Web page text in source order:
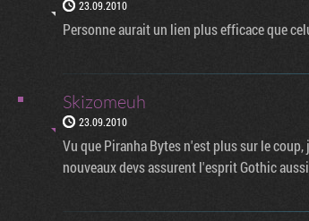
23.09.2010
Personne aurait un lien plus efficace que
Skizomeuh
23.09.2010
Vu que Piranha Bytes n'est plus sur le
nouveaux devs assurent l'esprit Gothic